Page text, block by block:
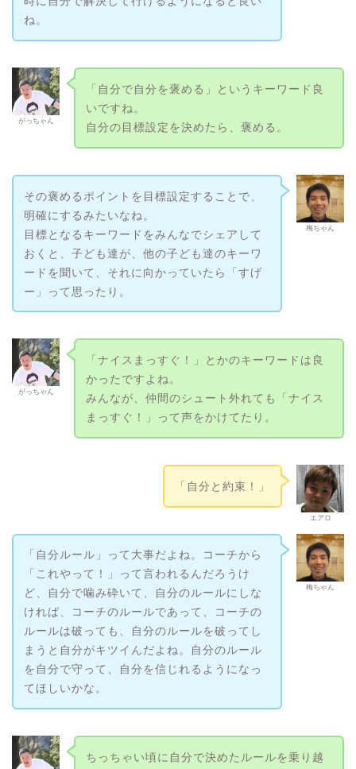
ね。
がっちゃん
「自分で自分を褒める」というキーワード良
いですね。
自分の目標設定を決めたら、褒める。
梅ちゃん
その褒めるポイントを目標設定することで、
明確にするみたいなね。
目標となるキーワードをみんなでシェアして
おくと、子ども達が、他の子ども達のキーワ
ードを聞いて、それに向かっていたら「すげ
ー」って思ったり。
がっちゃん
「ナイスまっすぐ！」とかのキーワードは良
かったですよね。
みんなが、仲間のシュート外れても「ナイス
まっすぐ！」って声をかけてたり。
エアロ
「自分と約束！」
梅ちゃん
「自分ルール」って大事だよね。コーチから
「これやって！」って言われるんだろうけ
ど、自分で噛み砕いて、自分のルールにしな
ければ、コーチのルールであって、コーチの
ルールは破っても、自分のルールを破ってし
まうと自分がキツイんだよね。自分のルール
を自分で守って、自分を信じれるようになっ
てほしいかな。
ちっちゃい頃に自分で決めたルールを乗り越